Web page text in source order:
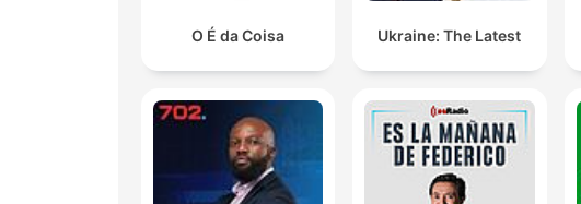
O É da Coisa Ukraine: The Latest